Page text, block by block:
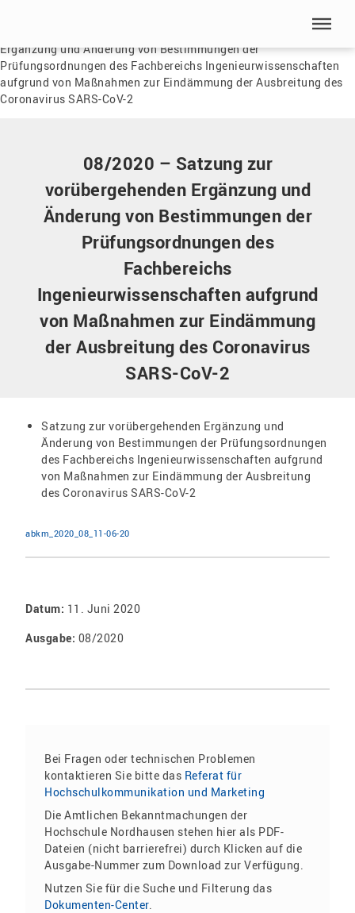
Menü überspringen
08/2020 – Satzung zur vorübergehenden
Ergänzung und Änderung von Bestimmungen der
Prüfungsordnungen des Fachbereichs Ingenieurwissenschaften
aufgrund von Maßnahmen zur Eindämmung der Ausbreitung des
Coronavirus SARS-CoV-2
08/2020 – Satzung zur
vorübergehenden Ergänzung und
Änderung von Bestimmungen der
Prüfungsordnungen des
Fachbereichs
Ingenieurwissenschaften aufgrund
von Maßnahmen zur Eindämmung
der Ausbreitung des Coronavirus
SARS-CoV-2
Satzung zur vorübergehenden Ergänzung und
Änderung von Bestimmungen der Prüfungsordnungen
des Fachbereichs Ingenieurwissenschaften aufgrund
von Maßnahmen zur Eindämmung der Ausbreitung
des Coronavirus SARS-CoV-2
abkm_2020_08_11-06-20
Datum: 11. Juni 2020
Ausgabe: 08/2020
Bei Fragen oder technischen Problemen
kontaktieren Sie bitte das Referat für
Hochschulkommunikation und Marketing
Die Amtlichen Bekanntmachungen der
Hochschule Nordhausen stehen hier als PDF-
Dateien (nicht barrierefrei) durch Klicken auf die
Ausgabe-Nummer zum Download zur Verfügung.
Nutzen Sie für die Suche und Filterung das
Dokumenten-Center.